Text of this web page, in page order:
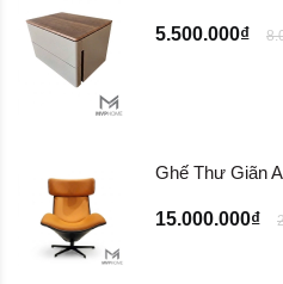
5.500.000₫
15.000.000₫